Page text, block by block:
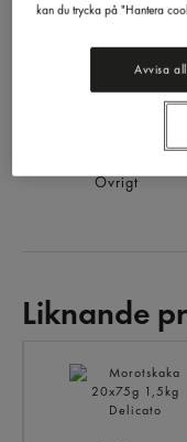
Generell
Övrigt
Liknande
kan du trycka på "Hantera
Avvisa